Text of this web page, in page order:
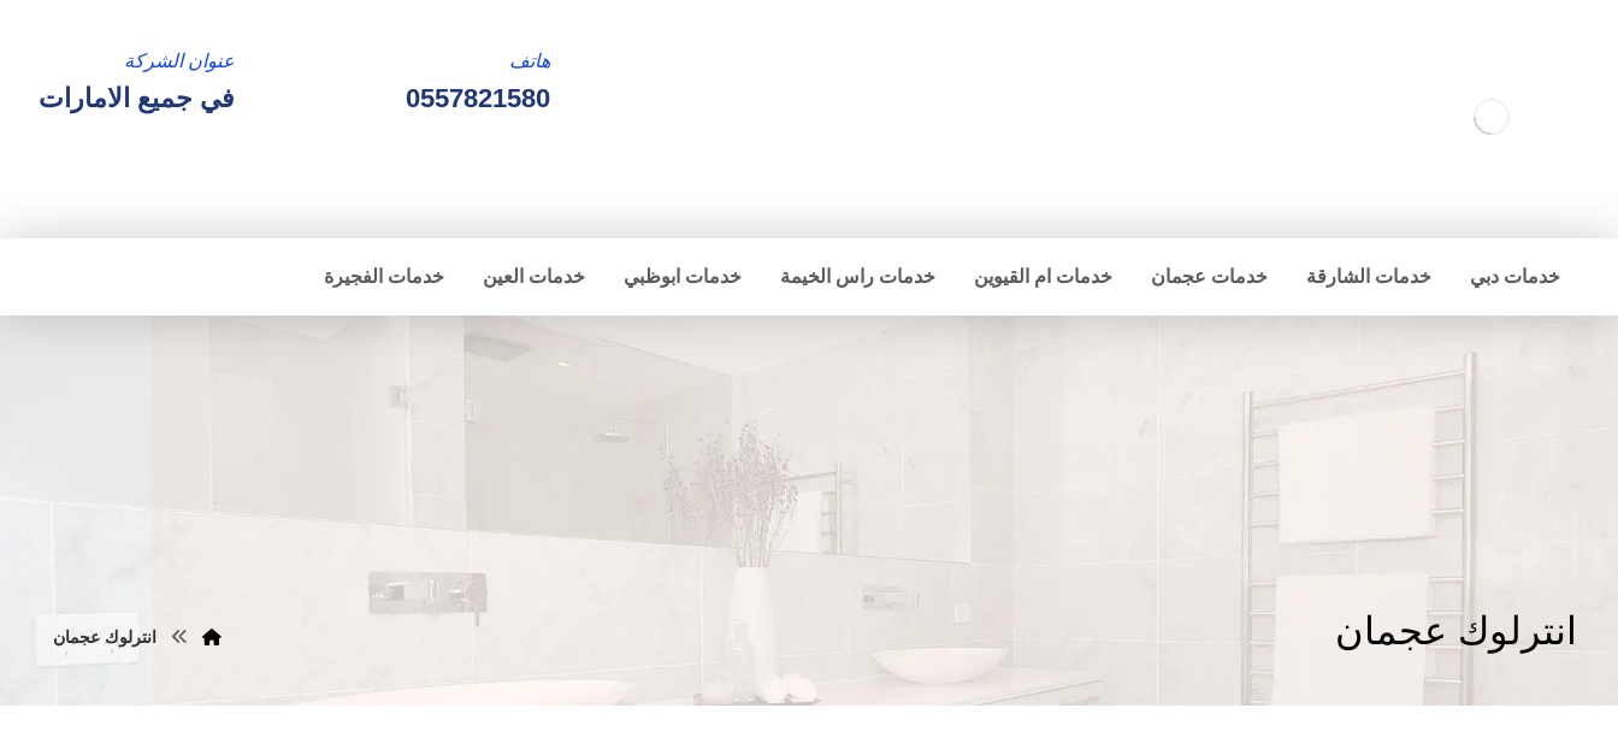
عنوان الشركة
في جميع الامارات
هاتف
0557821580
خدمات دبي خدمات الشارقة خدمات عجمان خدمات ام القيوين خدمات راس الخيمة خدمات ابوظبي خدمات العين خدمات الفجيرة
انترلوك عجمان انترلوك عجمان